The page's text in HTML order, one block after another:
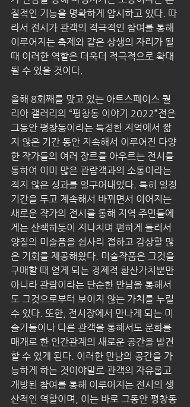
질적인 기능을 명확하게 암시하고 있다. 따
라서 전시가 관객의 적극적인 참여를 통해
이루어지는 축제와 같은 상생의 자리가 될
때 이러한 역할은 더욱더 적극적으로 확대
될 수 있을 것이다.
올해 8회째를 맞고 있는 아트스페이스 퀄
리아 갤러리의 “평창동 이야기 2022”전은
그동안 평창동이라는 특정한 지역에서 짧
지 않은 기간 동안 지속해서 이루어진 다양
한 작가들의 여러 장르를 아우르는 전시를
통하여 이미 많은 관람객과의 소통이라는
적지 않은 성과를 일구어내었다. 특히 일정
기간을 두고 계속해서 바뀌면서 이어지는
새로운 작가의 전시를 통해 지역 주민들에
게는 산책하듯이 지나치며 편하게 들러서
양질의 미술품을 쉽사리 접하고 감상할 많
은 기회를 제공해왔다. 미술작품은 그것을
구매할 때 얻게 되는 경제적 환산가치뿐만
아니라 관람이라는 단순한 만남을 통해서
도 그것으로부터 보이지 않는 가치를 누릴
수 있다. 또한, 전시장에서 만나게 되는 미
술가들이나 다른 관객을 통해서도 문화를
매개로 한 인간관계의 새로운 공간을 발견
할 수 있게 된다. 이러한 만남의 공간을 가
능하게 하는 것이야말로 관객의 자유롭고
개방된 참여를 통해 이루어지는 전시의 생
산적인 역할이며, 이는 바로 그동안 평창동